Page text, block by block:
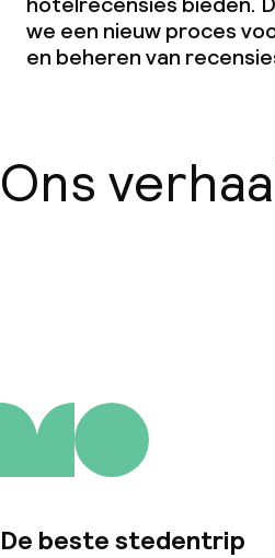
we een nieuw proces
en beheren van
Ons
De beste stedentrip